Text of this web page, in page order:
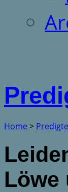
Home >
Löwe